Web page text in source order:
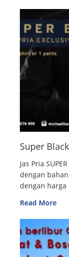
Super
Jas Pria
dengan
dengan harga
Read More